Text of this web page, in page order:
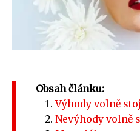
Obsah článku:
Výhody volně
Nevýhody volně